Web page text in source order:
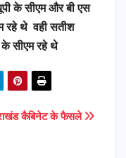
के सीएम और बी एस
रहे थे वही सतीश
के सीएम रहे थे
कैबिनेट के फैसले